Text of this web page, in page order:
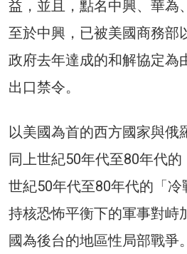
益，並且，點名中興、華為
至於中興，已被美國商務部
政府去年達成的和解協定為
出口禁令。
以美國為首的西方國家與俄
同上世紀50年代至80年代
世紀50年代至80年代的「
持核恐怖平衡下的軍事對峙
國為後台的地區性局部戰爭。